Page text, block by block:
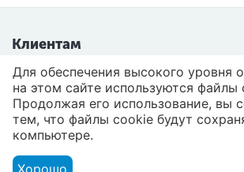
Клиентам
Контакты
Для обеспечения высокого уровня
на этом сайте используются файлы
Продолжая его использование, вы
тем, что файлы cookie будут
компьютере.
Хорошо